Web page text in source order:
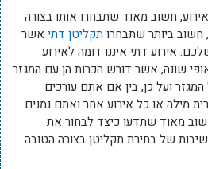
חשוב מאוד שתבחרו אותו בצורה
חשוב ביותר שתבחרו תקליטן דתי אשר
אירוע דתי איננו דומה לאירוע
שונה, אשר דורש הכרות הן עם המגזר
ועל כן, בין אם אתם עורכים
מילה או כל אירוע אחר ואתם נמנים
מאוד שתדעו כיצד לבחור את
של בחירת תקליטן בצורה הטובה